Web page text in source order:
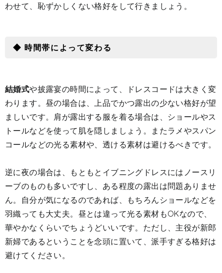
わせて、恥ずかしくない格好をして行きましょう。
◆ 時間帯によって変わる
結婚式や披露宴の時間によって、ドレスコードは大きく変
わります。昼の場合は、上品でかつ露出の少ない格好が望
ましいです。肩が露出する服を着る場合は、ショールやス
トールなどを使って肌を隠しましょう。またラメやスパン
コールなどの光る素材や、透ける素材は避けるべきです。
逆に夜の場合は、もともとイブニングドレスにはノースリ
ーブのものも多いですし、ある程度の露出は問題ありませ
ん。自分が気になるのであれば、もちろんショールなどを
羽織っても大丈夫。昼とは違って光る素材もOKなので、
華やかなくらいでちょうどいいです。ただし、主役が新郎
新婦であるということを念頭に置いて、派手すぎる格好は
避けてください。